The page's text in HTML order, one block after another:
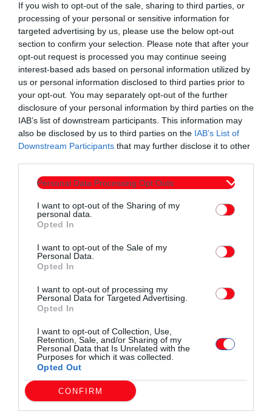
If you wish to opt-out of the sale, sharing to third parties, or
processing of your personal or sensitive information for
targeted advertising by us, please use the below opt-out
section to confirm your selection. Please note that after your
opt-out request is processed you may continue seeing
interest-based ads based on personal information utilized by
us or personal information disclosed to third parties prior to
your opt-out. You may separately opt-out of the further
disclosure of your personal information by third parties on the
IAB’s list of downstream participants. This information may
also be disclosed by us to third parties on the IAB’s List of
Downstream Participants that may further disclose it to other
Personal Data Processing Opt Outs
I want to opt-out of the Sharing of my
personal data.
Opted In
I want to opt-out of the Sale of my
Personal Data.
Opted In
I want to opt-out of processing my
Personal Data for Targeted Advertising.
Opted In
I want to opt-out of Collection, Use,
Retention, Sale, and/or Sharing of my
Personal Data that Is Unrelated with the
Purposes for which it was collected.
Opted Out
CONFIRM
Αστυνομικό Διευθυντή
Γενικής Περιφερειακής Αστυνομικής Διεύθυνσης
Ανατολικής Μακεδονίας & Θράκης
Κο Λάμπρο Τσιάρα
Λ. Δημοκρατίας 3, TK 69100, Κομοτηνή
Θέμα:Προστασία της ζωής και της περιουσίας-Λήψη
μέτρων για το μπαράζ κλοπών και διαρρήξεων στο χωριό
Αξιότιμε κύριε Αστυνομικέ Διευθυντή
Με την παρούσα επιστολή, εμείς οι μόνιμοι κάτοικοι του
χωριού Ιασίου Δήμου Μαρωνείας – Σαπών Π.Ε. Ροδόπης,
επισκεπτόμαστε τακτικά επιδιώκοντας τη διατήρηση της
σύνδεσης με την πατρογονική μας εστία και την στήριξη του
χωριού μας, απευθυνόμαστε σε εσάς για να εκφράσουμε την
εύλογη και δικαιολογημένη διαμαρτυρία μας και να
ζητήσουμε τη λήψη άμεσων μέτρων για το μπαράζ κλοπών
και διαρρήξεων, που πλήττει το τελευταίο χρονικό διάστημα
το χωριό μας, με αποκορύφωμα τη διάρρηξη που
ης